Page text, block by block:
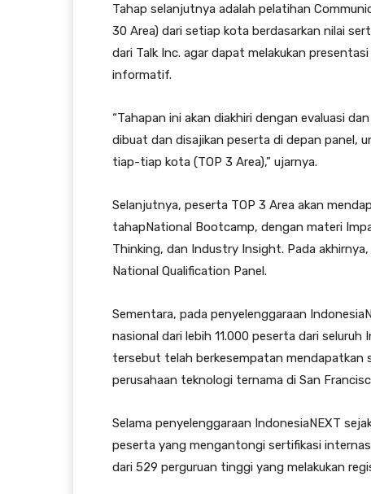
Tahap selanjutnya adalah pelatihan
30 Area) dari setiap kota berdasarkan nilai
dari Talk Inc. agar dapat melakukan
informatif.
“Tahapan ini akan diakhiri dengan evaluasi
dibuat dan disajikan peserta di depan panel,
tiap-tiap kota (TOP 3 Area),” ujarnya.
Selanjutnya, peserta TOP 3 Area akan
tahapNational Bootcamp, dengan materi
Thinking, dan Industry Insight. Pada
National Qualification Panel.
Sementara, pada penyelenggaraan
nasional dari lebih 11.000 peserta dari seluruh
tersebut telah berkesempatan mendapatkan
perusahaan teknologi ternama di San
Selama penyelenggaraan IndonesiaNEXT
peserta yang mengantongi sertifikasi
dari 529 perguruan tinggi yang melakukan